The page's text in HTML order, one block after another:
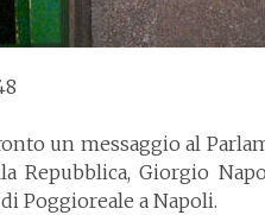
un messaggio al
Repubblica, Giorgio
Poggioreale a Napoli.